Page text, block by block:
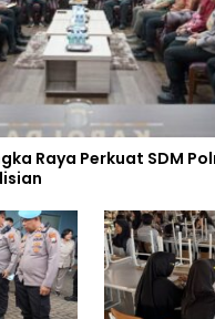
Raya Perkuat SDM